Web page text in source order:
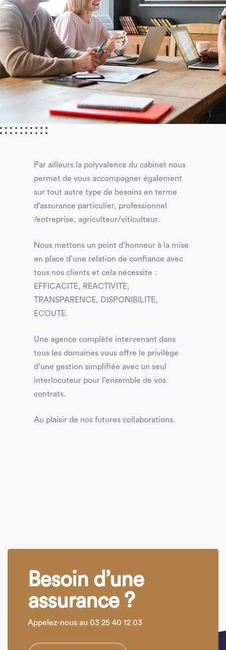
Par ailleurs la polyvalence du cabinet nous
permet de vous accompagner également
sur tout autre type de besoins en terme
d’assurance particulier, professionnel
/entreprise, agriculteur/viticulteur.
Nous mettons un point d’honneur à la mise
en place d’une relation de confiance avec
tous nos clients et cela nécessite :
EFFICACITE, REACTIVITE,
TRANSPARENCE, DISPONIBILITE,
ECOUTE.
Une agence complète intervenant dans
tous les domaines vous offre le privilège
d’une gestion simplifiée avec un seul
interlocuteur pour l’ensemble de vos
contrats.
Au plaisir de nos futures collaborations.
Besoin d’une
assurance ?
Appelez-nous au 03 25 40 12 03